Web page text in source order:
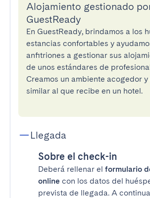
Alojamiento gestionado
GuestReady
En GuestReady, brindamos a los
estancias confortables y
anfitriones a gestionar sus
de unos estándares de
Creamos un ambiente acogedor
similar al que recibe en un hotel.
Llegada
Sobre el check-in
Deberá rellenar el formulario
online con los datos del
prevista de llegada. A